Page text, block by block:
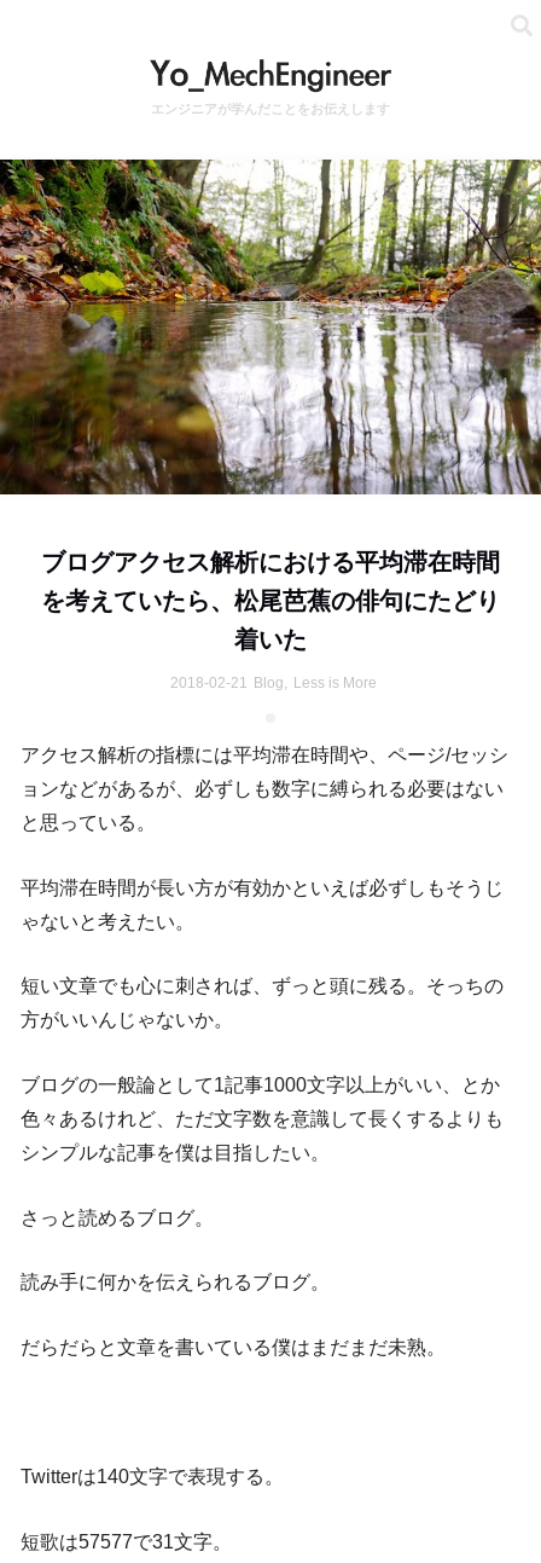
エンジニアが学んだことをお伝えします
ブログアクセス解析における平均滞在時間
を考えていたら、松尾芭蕉の俳句にたどり
着いた
2018-02-21 Blog, Less is More
アクセス解析の指標には平均滞在時間や、ページ/セッシ
ョンなどがあるが、必ずしも数字に縛られる必要はない
と思っている。
平均滞在時間が長い方が有効かといえば必ずしもそうじ
ゃないと考えたい。
短い文章でも心に刺されば、ずっと頭に残る。そっちの
方がいいんじゃないか。
ブログの一般論として1記事1000文字以上がいい、とか
色々あるけれど、ただ文字数を意識して長くするよりも
シンプルな記事を僕は目指したい。
さっと読めるブログ。
読み手に何かを伝えられるブログ。
だらだらと文章を書いている僕はまだまだ未熟。
Twitterは140文字で表現する。
短歌は57577で31文字。